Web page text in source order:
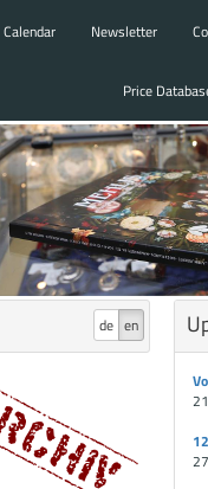
Calendar Newsletter
Price
de en